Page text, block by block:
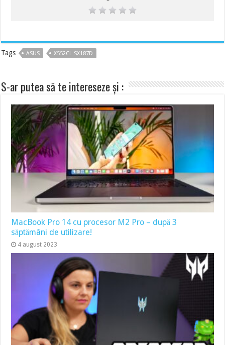
Tags ASUS X552CL-SX187D
S-ar putea să te intereseze și :
MacBook Pro 14 cu procesor M2 Pro – după 3
săptămâni de utilizare!
4 august 2023